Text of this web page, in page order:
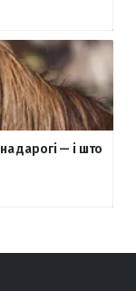
дарогі — і што